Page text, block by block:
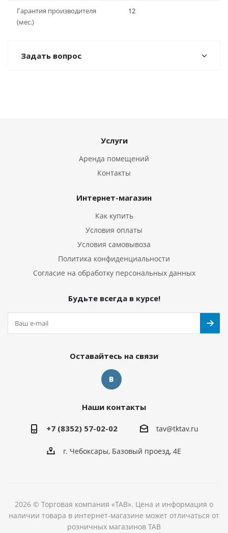
Гарантия производителя
(мес.)
12
Задать вопрос
Услуги
Аренда помещений
Контакты
Интернет-магазин
Как купить
Условия оплаты
Условия самовывоза
Политика конфиденциальности
Согласие на обработку персональных данных
Будьте всегда в курсе!
Оставайтесь на связи
Наши контакты
+7 (8352) 57-02-02 tav@tktav.ru
г. Чебоксары, Базовый проезд, 4Е
2026 © Торговая компания «ТАВ». Цена и информация о
наличии товара в интернет-магазине может отличаться от
розничных магазинов ТАВ